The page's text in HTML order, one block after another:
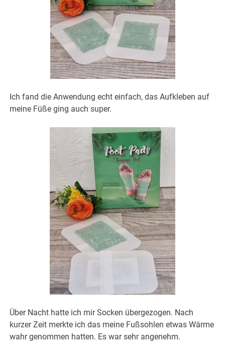
Ich fand die Anwendung echt einfach, das Aufkleben auf
meine Füße ging auch super.
Über Nacht hatte ich mir Socken übergezogen. Nach
kurzer Zeit merkte ich das meine Fußsohlen etwas Wärme
wahr genommen hatten. Es war sehr angenehm.